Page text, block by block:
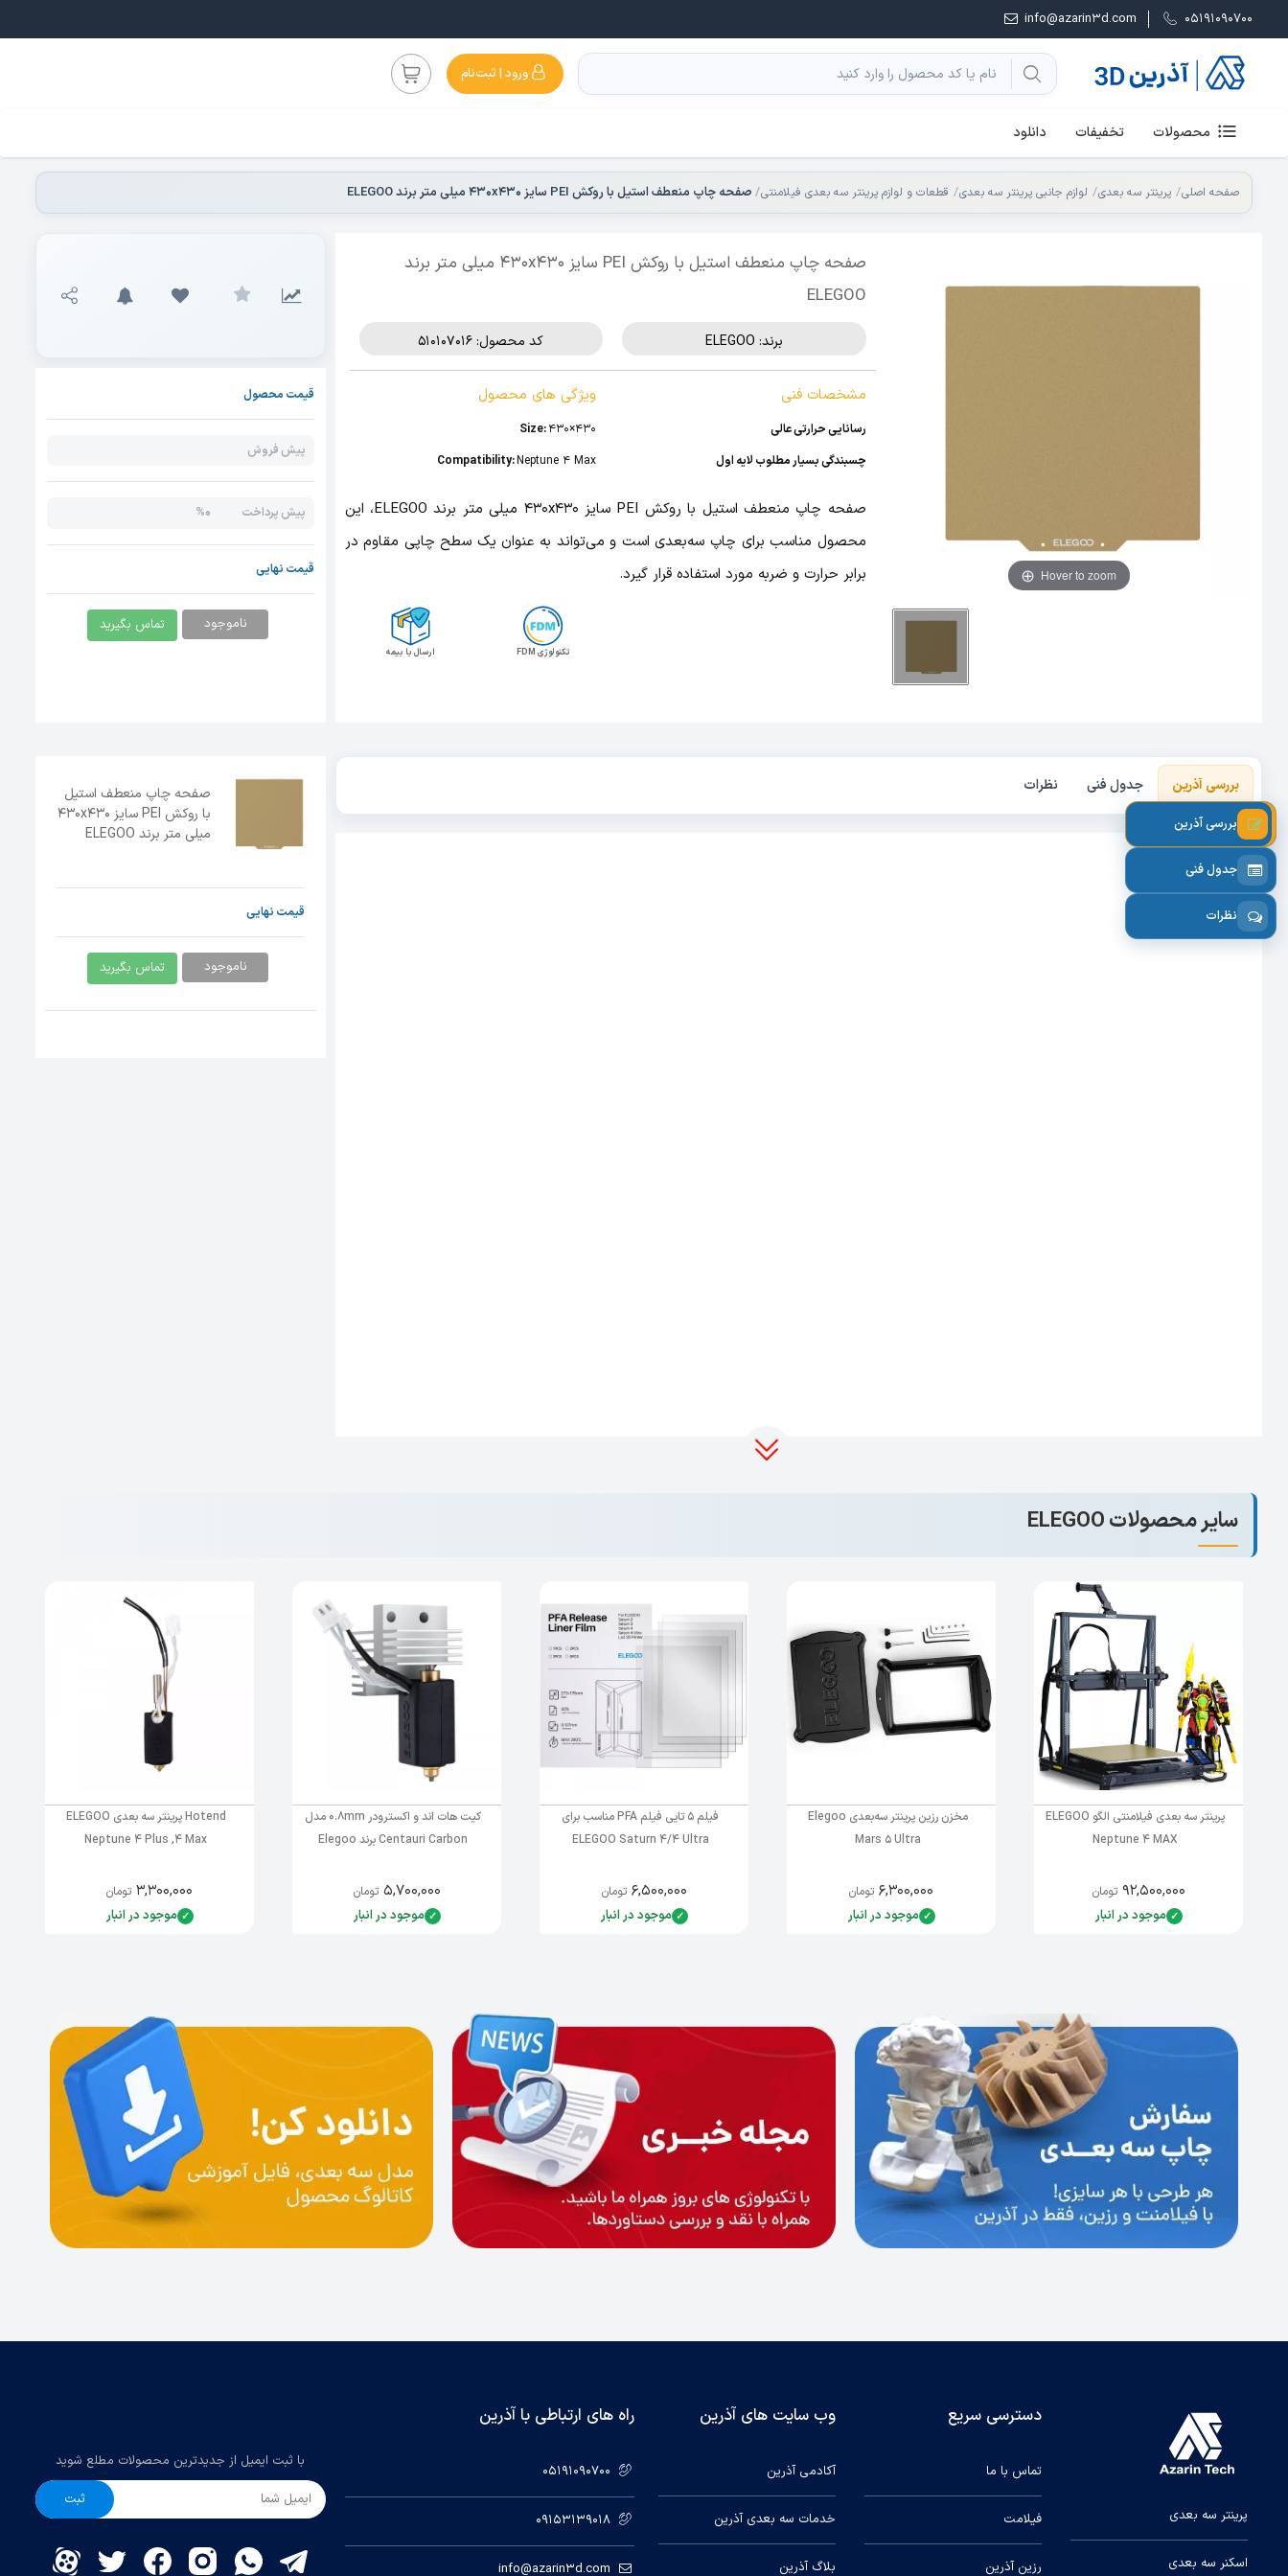
05191090700
info@azarin3d.com
ورود | ثبت‌نام
محصولات تخفیفات دانلود
صفحه اصلی پرینتر سه بعدی لوازم جانبی پرینتر سه بعدی قطعات و لوازم پرینتر سه بعدی فیلامنتی صفحه چاپ منعطف استیل با روکش PEI سایز 430x430 میلی متر برند ELEGOO
Hover to zoom
صفحه چاپ منعطف استیل با روکش PEI سایز 430x430 میلی متر برند
ELEGOO
برند: ELEGOO کد محصول: 510107016
مشخصات فنی
رسانایی حرارتی عالی
چسبندگی بسیار مطلوب لایه اول
ویژگی های محصول
Size:430×430
Compatibility:Neptune 4 Max
صفحه چاپ منعطف استیل با روکش PEI سایز 430x430 میلی متر برند ELEGOO، این
محصول مناسب برای چاپ سه‌بعدی است و می‌تواند به عنوان یک سطح چاپی مقاوم در
برابر حرارت و ضربه مورد استفاده قرار گیرد.
ارسال با بیمه تکنولوژی FDM
قیمت محصول
پیش فروش
پیش پرداخت 0%
قیمت نهایی
ناموجود تماس بگیرید
بررسی آذرین جدول فنی نظرات
صفحه چاپ منعطف استیل
با روکش PEI سایز 430x430
میلی متر برند ELEGOO
قیمت نهایی
ناموجود تماس بگیرید
سایر محصولات ELEGOO
پرینتر سه بعدی فیلامنتی الگو ELEGOO
Neptune 4 MAX
موجود در انبار
۹۲,۵۰۰,۰۰۰ تومان
مخزن رزین پرینتر سه‌بعدی Elegoo
Mars 5 Ultra
موجود در انبار
۶,۳۰۰,۰۰۰ تومان
فیلم 5 تایی فیلم PFA مناسب برای
ELEGOO Saturn 4/4 Ultra
موجود در انبار
۶,۵۰۰,۰۰۰ تومان
کیت هات اند و اکسترودر 0.8mm مدل
Centauri Carbon برند Elegoo
موجود در انبار
۵,۷۰۰,۰۰۰ تومان
Hotend پرینتر سه بعدی ELEGOO
Neptune 4 Plus ,4 Max
موجود در انبار
۳,۳۰۰,۰۰۰ تومان
بررسی آذرین
جدول فنی
نظرات
پرینتر سه بعدی
اسکنر سه بعدی
دسترسی سریع
تماس با ما
فیلامت
رزین آذرین
وب سایت های آذرین
آکادمی آذرین
خدمات سه بعدی آذرین
بلاگ آذرین
راه های ارتباطی با آذرین
05191090700
09153139018
info@azarin3d.com
با ثبت ایمیل از جدیدترین محصولات مطلع شوید
ثبت